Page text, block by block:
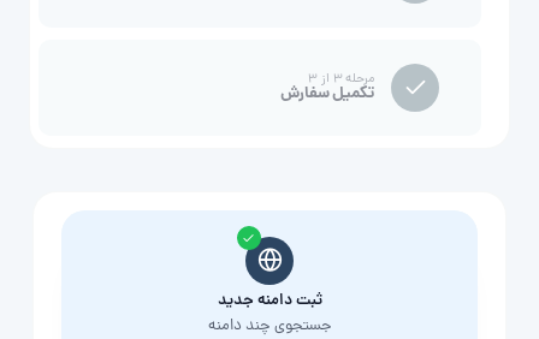
مرحله ۳ از ۳
تکمیل سفارش
ثبت دامنه جدید
جستجوی چند دامنه